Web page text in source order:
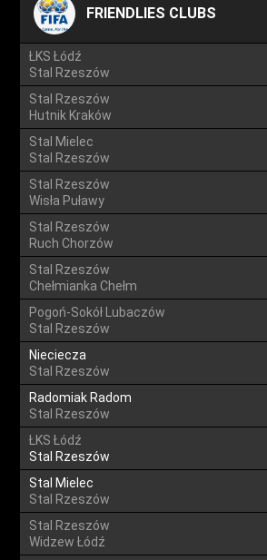
FRIENDLIES CLUBS
ŁKS Łódź
Stal Rzeszów
Stal Rzeszów
Hutnik Kraków
Stal Mielec
Stal Rzeszów
Stal Rzeszów
Wisła Puławy
Stal Rzeszów
Ruch Chorzów
Stal Rzeszów
Chełmianka Chełm
Pogoń-Sokół Lubaczów
Stal Rzeszów
Nieciecza
Stal Rzeszów
Radomiak Radom
Stal Rzeszów
ŁKS Łódź
Stal Rzeszów
Stal Mielec
Stal Rzeszów
Stal Rzeszów
Widzew Łódź